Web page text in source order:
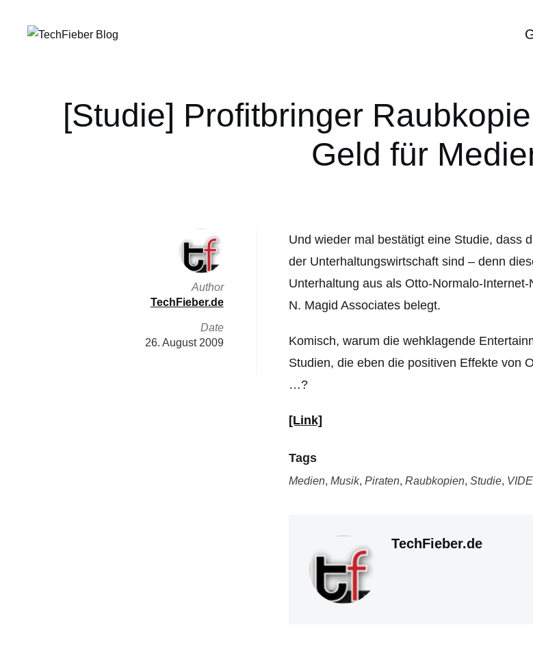
[Studie] Profitbringer
Geld für
Und wieder mal bestätigt eine Studie, dass
der Unterhaltungswirtschaft sind – denn
Unterhaltung aus als Otto-Normalo-
N. Magid Associates belegt.
Komisch, warum die wehklagende
Studien, die eben die positiven Effekte von
…?
[Link]
Tags
Medien, Musik, Piraten, Raubkopien, Studie,
TechFieber.de
Author
TechFieber.de
Date
26. August 2009